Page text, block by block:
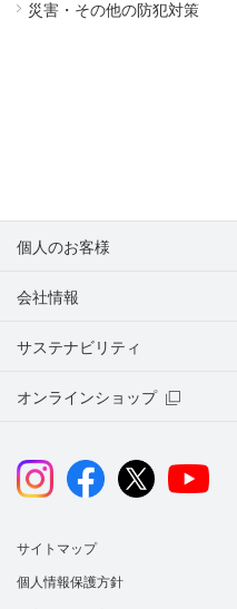
災害・その他の防犯対策
個人のお客様
会社情報
サステナビリティ
オンラインショップ
サイトマップ
個人情報保護方針